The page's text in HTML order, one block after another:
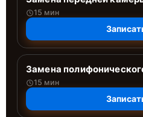
15 мин
Замена
15 мин